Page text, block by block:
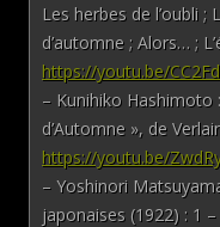
Les herbes de l’oubli
d’automne ; Alors… ;
https://youtu.be/
– Kunihiko Hashimoto
d’Automne », de
https://youtu.be/
– Yoshinori
japonaises (1922) : 1